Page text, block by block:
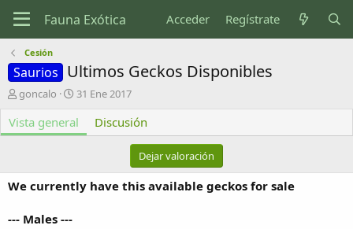
Acceder Regístrate
Cesión
Saurios Ultimos Geckos Disponibles
A
t
o
goncalo
F
c
h
c
31 Ene 2017
Vista general Discusión
Dejar valoración
We currently have this available geckos for sale
--- Males ---